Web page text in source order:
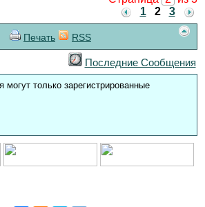
1
2 3
Печать RSS
Последние Сообщения
только зарегистрированные